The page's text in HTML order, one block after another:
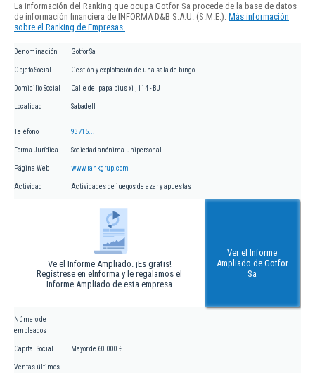
La información del Ranking que ocupa Gotfor Sa procede de la base de datos
de información financiera de INFORMA D&B S.A.U. (S.M.E.). Más información
sobre el Ranking de Empresas.
Denominación Gotfor Sa
Objeto Social Gestión y explotación de una sala de bingo.
Domicilio Social Calle del papa pius xi , 114 - BJ
Localidad Sabadell
Teléfono 93715...
Forma Jurídica Sociedad anónima unipersonal
Página Web www.rankgrup.com
Actividad Actividades de juegos de azar y apuestas
Ve el Informe Ampliado. ¡Es gratis!
Regístrese en eInforma y le regalamos el
Informe Ampliado de esta empresa
Ver el Informe
Ampliado de Gotfor
Sa
Número de
empleados
Capital Social Mayor de 60.000 €
Ventas últimos